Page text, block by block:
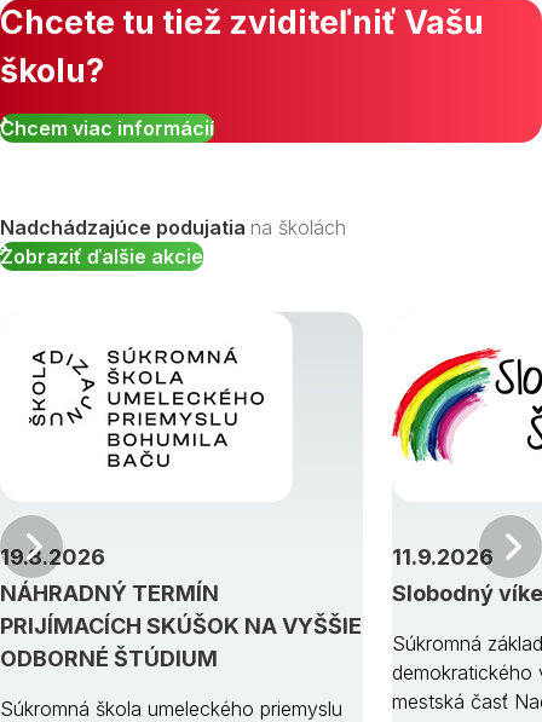
Chcete tu tiež zviditeľniť Vašu
školu?
Chcem viac informácií
Nadchádzajúce podujatia na školách
Zobraziť ďalšie akcie
NÁHRADNÝ TERMÍN
PRIJÍMACÍCH SKÚŠOK NA VYŠŠIE
ODBORNÉ ŠTÚDIUM
19.8.2026
Súkromná škola umeleckého priemyslu
Slobodný
11.9.2026
Súkromná
demokratického
mestská časť
Predchádzajúci